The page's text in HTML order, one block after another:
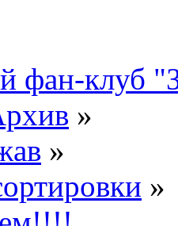
фан-клуб
»
»
»